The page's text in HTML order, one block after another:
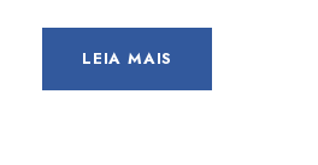
LEIA MAIS